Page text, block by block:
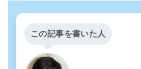
この記事を書いた人